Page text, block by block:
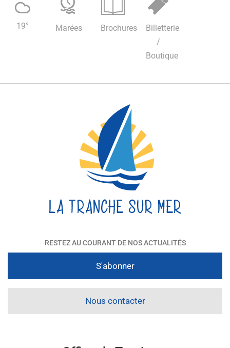
19° Marées Brochures
Billetterie
/
Boutique
RESTEZ AU COURANT DE NOS ACTUALITÉS
S'abonner
Nous contacter